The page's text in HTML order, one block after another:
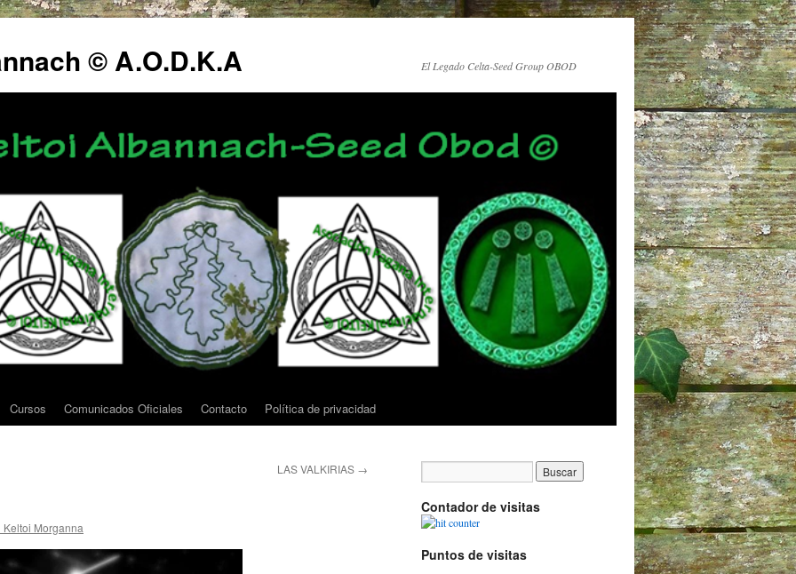
© A.O.D.K.A El Legado Celta-Seed Group OBOD
Cursos Comunicados Oficiales Contacto Política de privacidad
LAS VALKIRIAS →
Keltoi Morganna
Contador de visitas
Puntos de visitas